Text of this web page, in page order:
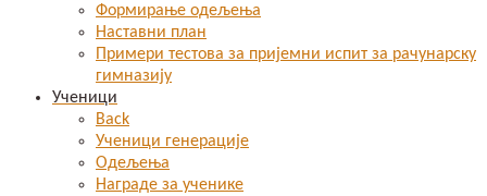
Формирање одељења
Наставни план
Примери тестова за пријемни испит за рачунарску
гимназију
Ученици
Back
Ученици генерације
Одељења
Награде за ученике